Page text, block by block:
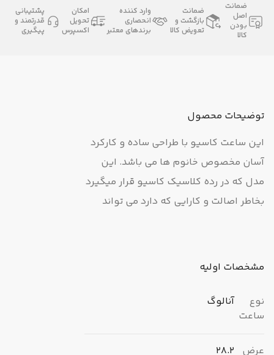
ضمانت
اصل
بودن
کالا
ضمانت
بازگشت و
تعویض کالا
وارد کننده
انحصاری
برندهای معتبر
امکان
تحویل
اکسپرس
پشتیبانی
قدرتمند و
پیگیری
توضیحات محصول
این ساعت کاسیو با طراحی ساده و کارکرد
آسان مخصوص خانوم ها می باشد. این
مدل که در رده کلاسیک کاسیو قرار میگیرد
بخاطر اصالت و کارایی که دارد می تواند
سلیقه و دقت یک خانم را در استایلی که
مدل می توان به بند استیل ضدزنگ آن
اشاره کرد. این ساعت مچی در برابر مرطوب
مشخصات اولیه
نوع
ساعت
آنالوگ
عرض 28.2